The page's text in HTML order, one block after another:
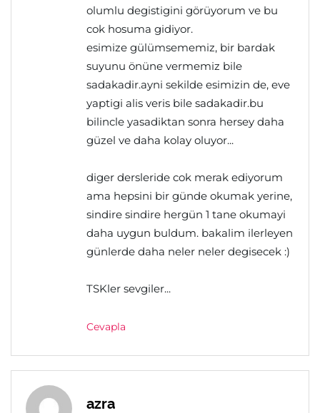
olumlu degistigini görüyorum ve bu
cok hosuma gidiyor.
esimize gülümsememiz, bir bardak
suyunu önüne vermemiz bile
sadakadir.ayni sekilde esimizin de, eve
yaptigi alis veris bile sadakadir.bu
bilincle yasadiktan sonra hersey daha
güzel ve daha kolay oluyor...
diger dersleride cok merak ediyorum
ama hepsini bir günde okumak yerine,
sindire sindire hergün 1 tane okumayi
daha uygun buldum. bakalim ilerleyen
günlerde daha neler neler degisecek :)
TSKler sevgiler...
Cevapla
azra